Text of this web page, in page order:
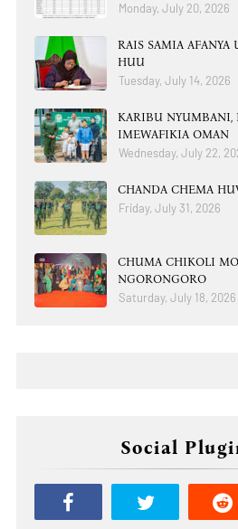
Monday, July 20, 2026
RAIS SAMIA
HUU
Tuesday, July 14, 2026
KARIBU NYUMBANI,
IMEWAFIKIA OMAN
Wednesday, July 22,
CHANDA CHEMA
Friday, July 31, 2026
CHUMA CHIKOLI
NGORONGORO
Saturday, July 18, 2026
Social